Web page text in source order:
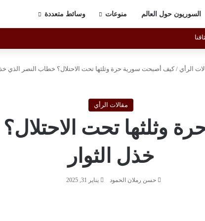
السوريون حول العالم منوعات وسائط متعددة
الرأي / كيف أصبحت سورية حرة وثلثها تحت الاحتلال؟ خطاب النصر الذي
مقالات الرأي
وثلثها تحت
خذل الثوار
حسن رملان الحمود يناير 31, 2025